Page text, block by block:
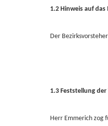
1.2 Hinweis auf
Der
1.3 Feststellung
Herr Emmerich zog